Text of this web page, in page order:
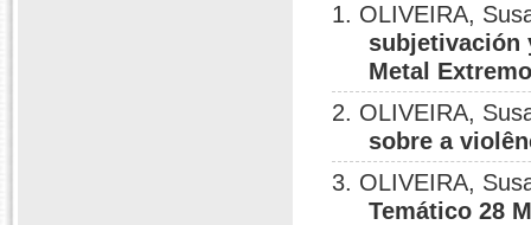
1. OLIVEIRA,
subjetivación
Metal
2. OLIVEIRA,
sobre a
3. OLIVEIRA,
Temático 28